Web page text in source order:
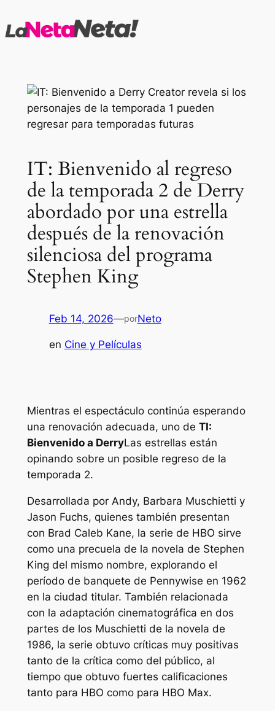
al
IT: Bienvenido al regreso
de la temporada 2 de Derry
abordado por una estrella
después de la renovación
silenciosa del programa
Stephen King
Feb 14, 2026—porNeto
en Cine y Películas
Mientras el espectáculo continúa esperando
una renovación adecuada, uno de TI:
Bienvenido a DerryLas estrellas están
opinando sobre un posible regreso de la
temporada 2.
Desarrollada por Andy, Barbara Muschietti y
Jason Fuchs, quienes también presentan
con Brad Caleb Kane, la serie de HBO sirve
como una precuela de la novela de Stephen
King del mismo nombre, explorando el
período de banquete de Pennywise en 1962
en la ciudad titular. También relacionada
con la adaptación cinematográfica en dos
partes de los Muschietti de la novela de
1986, la serie obtuvo críticas muy positivas
tanto de la crítica como del público, al
tiempo que obtuvo fuertes calificaciones
tanto para HBO como para HBO Max.